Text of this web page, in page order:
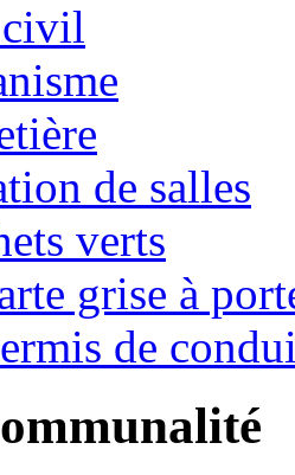
de salles
verts
grise à
de